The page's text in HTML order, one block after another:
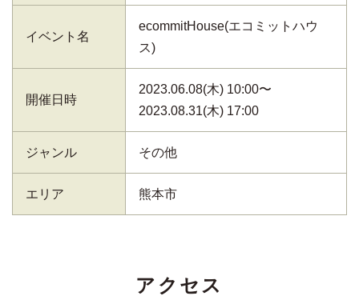
イベント名
ecommitHouse(エコミットハウ
ス)
開催日時
2023.06.08(木) 10:00〜
2023.08.31(木) 17:00
ジャンル その他
エリア 熊本市
アクセス